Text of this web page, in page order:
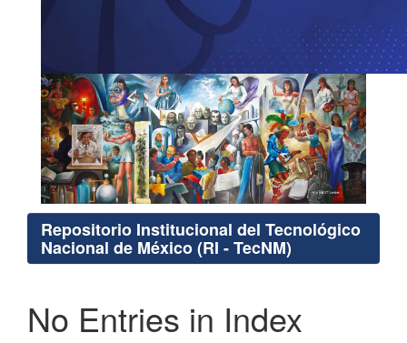
Repositorio Institucional del Tecnológico
Nacional de México (RI - TecNM)
No Entries in Index